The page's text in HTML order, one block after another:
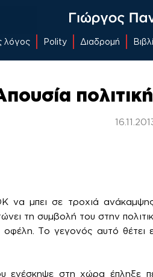
λόγος Polity Διαδρομή
μπει σε τροχιά ανάκαμψης
τη συμβολή του στην
οφέλη. Το γεγονός αυτό
ενέσκηψε στη χώρα έπληξε